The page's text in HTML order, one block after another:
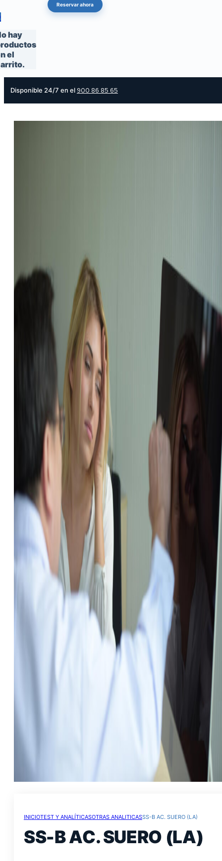
Reservar ahora
hay
el
Disponible 24/7 en el 900 86 85 65
INICIOTEST Y ANALÍTICASOTRAS ANALITICASSS-B AC. SUERO (LA)
SS-B AC. SUERO (LA)